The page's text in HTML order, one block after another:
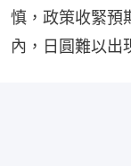
慎，政策收緊預
內，日圓難以出